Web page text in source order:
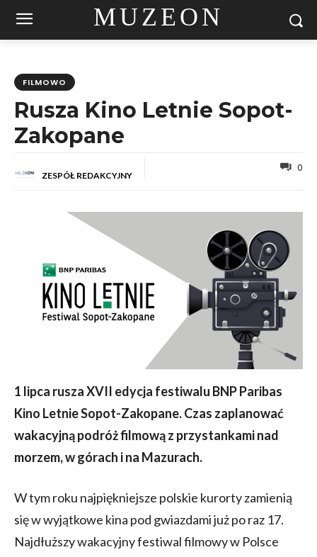
MUZEON
FILMOWO
Rusza Kino Letnie Sopot-
Zakopane
ZESPÓŁ REDAKCYJNY
0
1 lipca rusza XVII edycja festiwalu BNP Paribas
Kino Letnie Sopot-Zakopane. Czas zaplanować
wakacyjną podróż filmową z przystankami nad
morzem, w górach i na Mazurach.
W tym roku najpiękniejsze polskie kurorty zamienią
się w wyjątkowe kina pod gwiazdami już po raz 17.
Najdłuższy wakacyjny festiwal filmowy w Polsce